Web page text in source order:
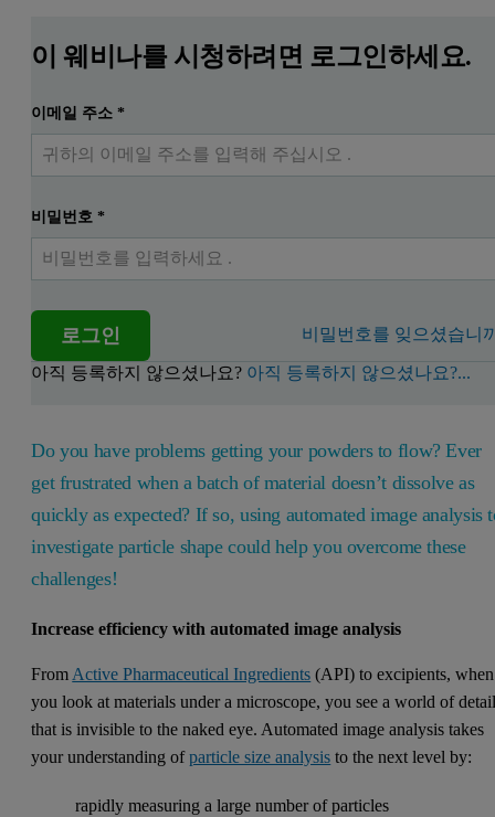
이 웨비나를 시청하려면 로그인하세요.
이메일 주소*
비밀번호*
로그인 비밀번호를 잊으셨습니
아직 등록하지 않으셨나요? 아직 등록하지 않으셨나요?...
Do you have problems getting your powders to flow? Ever
get frustrated when a batch of material doesn’t dissolve as
quickly as expected? If so, using automated image analysis
investigate particle shape could help you overcome these
challenges!
Increase efficiency with automated image analysis
From Active Pharmaceutical Ingredients (API) to excipients, when
you look at materials under a microscope, you see a world of
that is invisible to the naked eye. Automated image analysis takes
your understanding ofparticle size analysis to the next level by:
rapidly measuring a large number of particles